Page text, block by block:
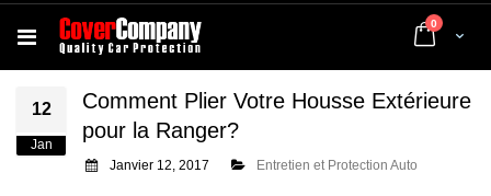
Cart
0 articles
12
Jan
Comment Plier Votre Housse Extérieure
pour la Ranger?
Janvier 12, 2017 Entretien et Protection Auto